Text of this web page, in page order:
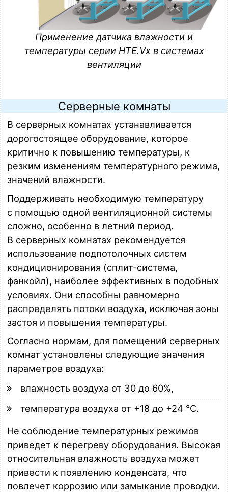
Применение датчика влажности и
температуры серии HTE.Vx в системах
вентиляции
Серверные комнаты
В серверных комнатах устанавливается
дорогостоящее оборудование, которое
критично к повышению температуры, к
резким изменениям температурного режима,
значений влажности.
Поддерживать необходимую температуру
с помощью одной вентиляционной системы
сложно, особенно в летний период.
В серверных комнатах рекомендуется
использование подпотолочных систем
кондиционирования (сплит-система,
фанкойл), наиболее эффективных в подобных
условиях. Они способны равномерно
распределять потоки воздуха, исключая зоны
застоя и повышения температуры.
Согласно нормам, для помещений серверных
комнат установлены следующие значения
параметров воздуха:
влажность воздуха от 30 до 60%,
температура воздуха от +18 до +24 °C.
Не соблюдение температурных режимов
приведет к перегреву оборудования. Высокая
относительная влажность воздуха может
привести к появлению конденсата, что
повлечет коррозию или замыкание проводки.